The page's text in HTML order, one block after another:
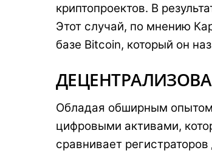
криптопроектов. В
Этот случай, по мнению
базе Bitcoin, который он
Обладая обширным опытом
цифровыми активами,
сравнивает